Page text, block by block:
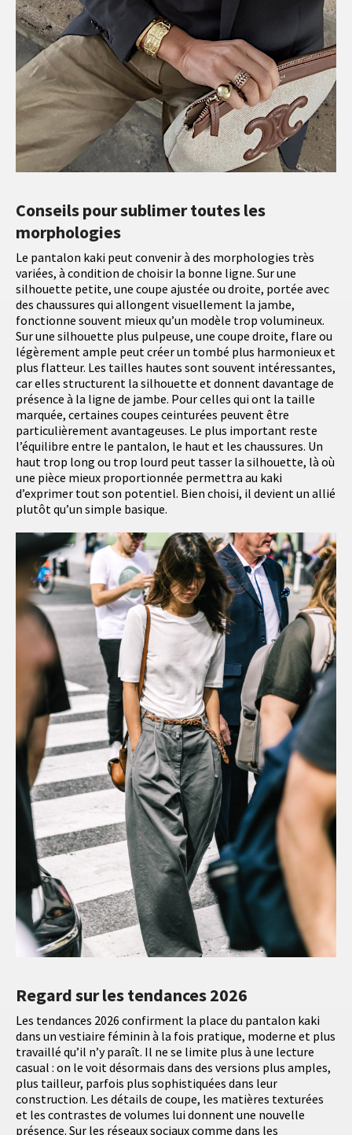
Conseils pour sublimer toutes les
morphologies
Le pantalon kaki peut convenir à des morphologies très
variées, à condition de choisir la bonne ligne. Sur une
silhouette petite, une coupe ajustée ou droite, portée avec
des chaussures qui allongent visuellement la jambe,
fonctionne souvent mieux qu’un modèle trop volumineux.
Sur une silhouette plus pulpeuse, une coupe droite, flare ou
légèrement ample peut créer un tombé plus harmonieux et
plus flatteur. Les tailles hautes sont souvent intéressantes,
car elles structurent la silhouette et donnent davantage de
présence à la ligne de jambe. Pour celles qui ont la taille
marquée, certaines coupes ceinturées peuvent être
particulièrement avantageuses. Le plus important reste
l’équilibre entre le pantalon, le haut et les chaussures. Un
haut trop long ou trop lourd peut tasser la silhouette, là où
une pièce mieux proportionnée permettra au kaki
d’exprimer tout son potentiel. Bien choisi, il devient un allié
plutôt qu’un simple basique.
Regard sur les tendances 2026
Les tendances 2026 confirment la place du pantalon kaki
dans un vestiaire féminin à la fois pratique, moderne et plus
travaillé qu’il n’y paraît. Il ne se limite plus à une lecture
casual : on le voit désormais dans des versions plus amples,
plus tailleur, parfois plus sophistiquées dans leur
construction. Les détails de coupe, les matières texturées
et les contrastes de volumes lui donnent une nouvelle
présence. Sur les réseaux sociaux comme dans les